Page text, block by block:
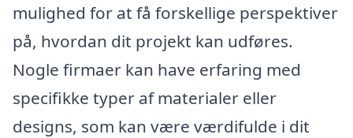
mulighed for at få forskellige perspektiver
på, hvordan dit projekt kan udføres.
Nogle firmaer kan have erfaring med
specifikke typer af materialer eller
designs, som kan være værdifulde i dit